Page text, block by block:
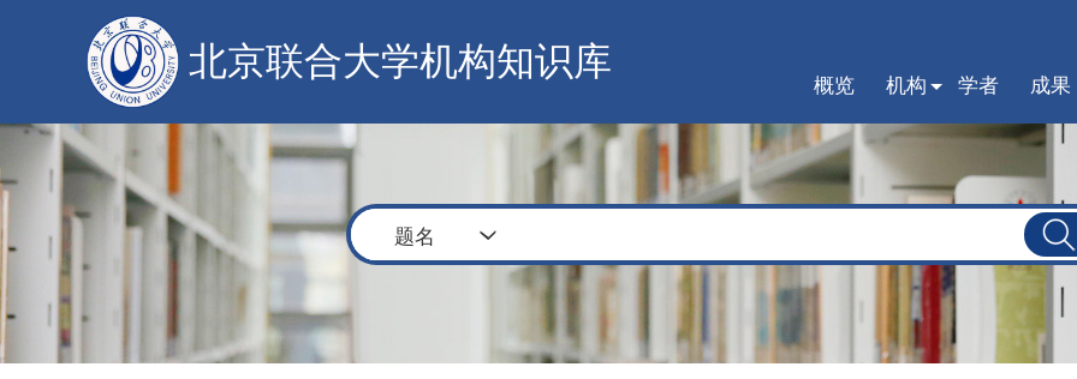
北京联合大学机构知识库
概览 机构 学者 成果
题名